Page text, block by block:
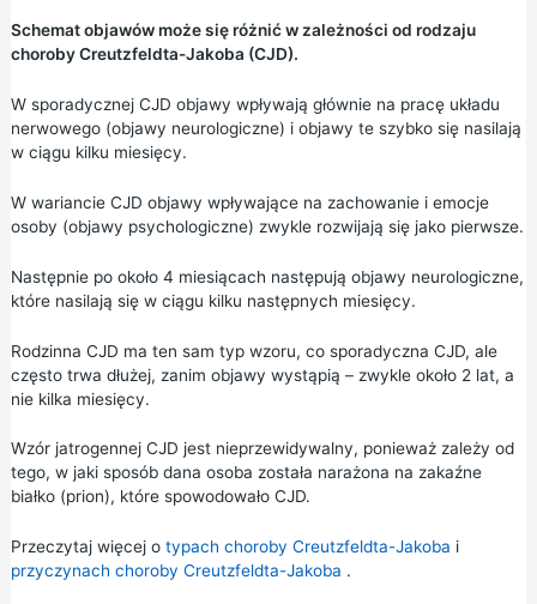
Schemat objawów może się różnić w zależności od rodzaju
choroby Creutzfeldta-Jakoba (CJD).
W sporadycznej CJD objawy wpływają głównie na pracę układu
nerwowego (objawy neurologiczne) i objawy te szybko się nasilają
w ciągu kilku miesięcy.
W wariancie CJD objawy wpływające na zachowanie i emocje
osoby (objawy psychologiczne) zwykle rozwijają się jako pierwsze.
Następnie po około 4 miesiącach następują objawy neurologiczne,
które nasilają się w ciągu kilku następnych miesięcy.
Rodzinna CJD ma ten sam typ wzoru, co sporadyczna CJD, ale
często trwa dłużej, zanim objawy wystąpią – zwykle około 2 lat, a
nie kilka miesięcy.
Wzór jatrogennej CJD jest nieprzewidywalny, ponieważ zależy od
tego, w jaki sposób dana osoba została narażona na zakaźne
białko (prion), które spowodowało CJD.
Przeczytaj więcej o typach choroby Creutzfeldta-Jakoba i
przyczynach choroby Creutzfeldta-Jakoba .